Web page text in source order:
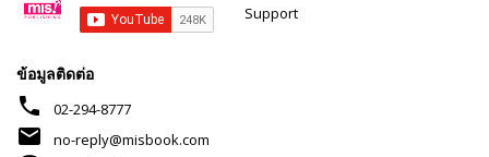
Support
ข้อมูลติดต่อ
phone 02-294-8777
mail
no-reply@misbook.com